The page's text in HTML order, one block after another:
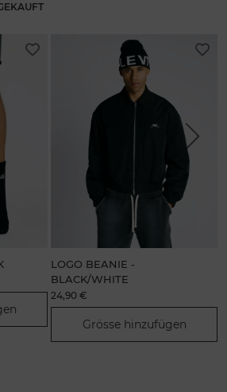
LOGO BEANIE -
BLACK/WHITE
24,90 €
Grösse hinzufügen
Next